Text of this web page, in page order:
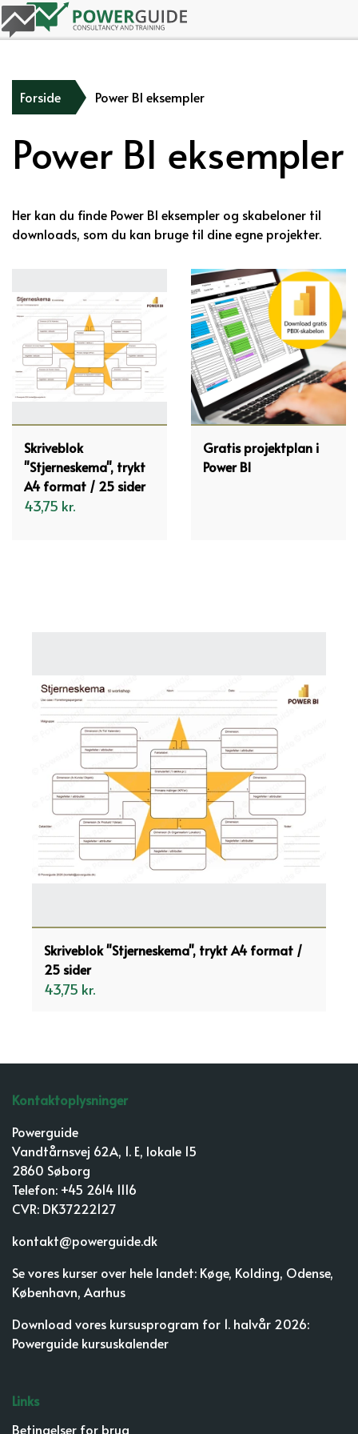
Forside Power BI eksempler
Power BI eksempler
Her kan du finde Power BI eksempler og skabeloner til
downloads, som du kan bruge til dine egne projekter.
Skriveblok
"Stjerneskema", trykt
A4 format / 25 sider
43,75 kr.
Gratis projektplan i
Power BI
Skriveblok "Stjerneskema", trykt A4 format /
25 sider
43,75 kr.
Kontaktoplysninger
Powerguide
Vandtårnsvej 62A, 1. E, lokale 15
2860 Søborg
Telefon: +45 2614 1116
CVR: DK37222127
kontakt@powerguide.dk
Se vores kurser over hele landet: Køge, Kolding, Odense,
København, Aarhus
Download vores kursusprogram for 1. halvår 2026:
Powerguide kursuskalender
Links
Betingelser for brug